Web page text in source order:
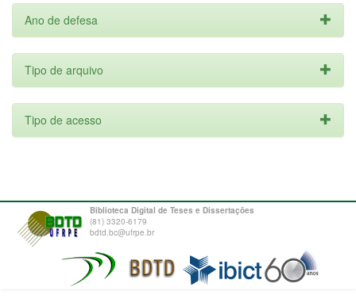
Ano de defesa
Tipo de arquivo
Tipo de acesso
Biblioteca Digital de Teses e Dissertações
(81) 3320-6179
bdtd.bc@ufrpe.br